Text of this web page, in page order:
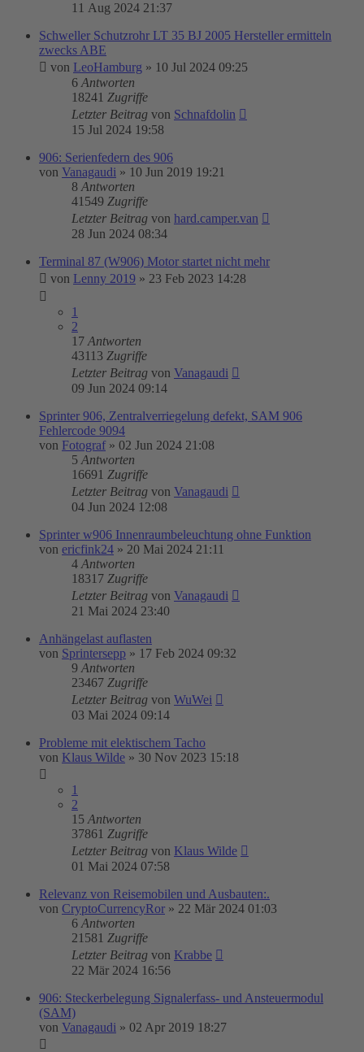
11 Aug 2024 21:37
Schweller Schutzrohr LT 35 BJ 2005 Hersteller ermitteln
zwecks ABE
von LeoHamburg » 10 Jul 2024 09:25
6 Antworten
18241 Zugriffe
Letzter Beitrag von Schnafdolin
15 Jul 2024 19:58
906: Serienfedern des 906
von Vanagaudi » 10 Jun 2019 19:21
8 Antworten
41549 Zugriffe
Letzter Beitrag von hard.camper.van
28 Jun 2024 08:34
Terminal 87 (W906) Motor startet nicht mehr
von Lenny 2019 » 23 Feb 2023 14:28
1
2
17 Antworten
43113 Zugriffe
Letzter Beitrag von Vanagaudi
09 Jun 2024 09:14
Sprinter 906, Zentralverriegelung defekt, SAM 906
Fehlercode 9094
von Fotograf » 02 Jun 2024 21:08
5 Antworten
16691 Zugriffe
Letzter Beitrag von Vanagaudi
04 Jun 2024 12:08
Sprinter w906 Innenraumbeleuchtung ohne Funktion
von ericfink24 » 20 Mai 2024 21:11
4 Antworten
18317 Zugriffe
Letzter Beitrag von Vanagaudi
21 Mai 2024 23:40
Anhängelast auflasten
von Sprintersepp » 17 Feb 2024 09:32
9 Antworten
23467 Zugriffe
Letzter Beitrag von WuWei
03 Mai 2024 09:14
Probleme mit elektischem Tacho
von Klaus Wilde » 30 Nov 2023 15:18
1
2
15 Antworten
37861 Zugriffe
Letzter Beitrag von Klaus Wilde
01 Mai 2024 07:58
Relevanz von Reisemobilen und Ausbauten:.
von CryptoCurrencyRor » 22 Mär 2024 01:03
6 Antworten
21581 Zugriffe
Letzter Beitrag von Krabbe
22 Mär 2024 16:56
906: Steckerbelegung Signalerfass- und Ansteuermodul
(SAM)
von Vanagaudi » 02 Apr 2019 18:27